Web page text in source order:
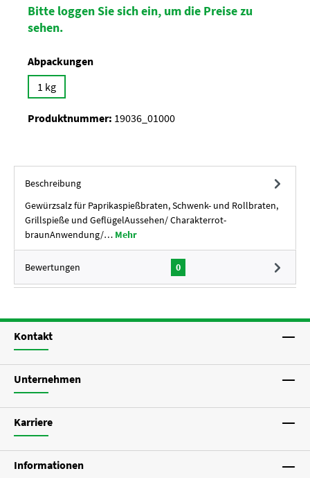
Bitte loggen Sie sich ein, um die Preise zu
sehen.
Abpackungenauswählen
1 kg
Produktnummer: 19036_01000
Beschreibung
Gewürzsalz für Paprikaspießbraten, Schwenk- und Rollbraten,
Grillspieße und GeflügelAussehen/ Charakterrot-
braunAnwendung/… Mehr
Bewertungen 0
Kontakt
Unternehmen
Karriere
Informationen